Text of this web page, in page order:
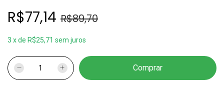
R$77,14 R$89,70
3 xde R$25,71 sem juros